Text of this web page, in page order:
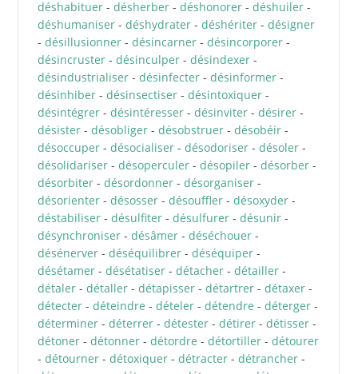
déshabituer- désherber- déshonorer- déshuiler-
déshumaniser- déshydrater- déshériter- désigner
- désillusionner- désincarner- désincorporer-
désincruster- désinculper- désindexer-
désindustrialiser- désinfecter- désinformer-
désinhiber- désinsectiser- désintoxiquer-
désintégrer- désintéresser- désinviter- désirer-
désister- désobliger- désobstruer- désobéir-
désoccuper- désocialiser- désodoriser- désoler-
désolidariser- désoperculer- désopiler- désorber-
désorbiter- désordonner- désorganiser-
désorienter- désosser- désouffler- désoxyder-
déstabiliser- désulfiter- désulfurer- désunir-
désynchroniser- désâmer- déséchouer-
désénerver- déséquilibrer- déséquiper-
désétamer- désétatiser- détacher- détailler-
détaler- détaller- détapisser- détartrer- détaxer-
détecter- déteindre - dételer- détendre - déterger-
déterminer- déterrer- détester- détirer- détisser-
détoner- détonner- détordre - détortiller- détourer
- détourner- détoxiquer- détracter- détrancher-